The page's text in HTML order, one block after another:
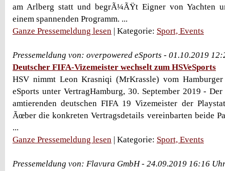
am Arlberg statt und begrÃ¼ÃŸt Eigner von Yachten
einem spannenden Programm. ...
Ganze Pressemeldung lesen | Kategorie: Sport, Events
Pressemeldung von: overpowered eSports - 01.10.2019
Deutscher FIFA-Vizemeister wechselt zum HSVeSports
HSV nimmt Leon Krasniqi (MrKrassle) vom Hamburger
eSports unter VertragHamburg, 30. September 2019 -
amtierenden deutschen FIFA 19 Vizemeister der
Ãœber die konkreten Vertragsdetails vereinbarten beide
...
Ganze Pressemeldung lesen | Kategorie: Sport, Events
Pressemeldung von: Flavura GmbH - 24.09.2019 16:16